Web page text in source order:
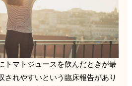
トマトジュースを飲んだときが最
されやすいという臨床報告があり